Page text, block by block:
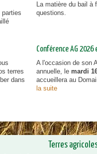
parties
La matière du bail à
questions.
terres
dans
Conférence AG
A l'occasion de son
annuelle, le mardi
accueillera au
la suite
Terres